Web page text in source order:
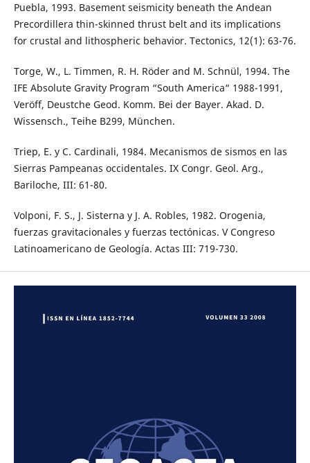
Puebla, 1993. Basement seismicity beneath the Andean
Precordillera thin-skinned thrust belt and its implications
for crustal and lithospheric behavior. Tectonics, 12(1): 63-76.
Torge, W., L. Timmen, R. H. Röder and M. Schnül, 1994. The
IFE Absolute Gravity Program “South America“ 1988-1991,
Veröff, Deustche Geod. Komm. Bei der Bayer. Akad. D.
Wissensch., Teihe B299, München.
Triep, E. y C. Cardinali, 1984. Mecanismos de sismos en las
Sierras Pampeanas occidentales. IX Congr. Geol. Arg.,
Bariloche, III: 61-80.
Volponi, F. S., J. Sisterna y J. A. Robles, 1982. Orogenia,
fuerzas gravitacionales y fuerzas tectónicas. V Congreso
Latinoamericano de Geología. Actas III: 719-730.